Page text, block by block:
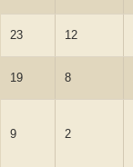
23 12
19 8
9 2